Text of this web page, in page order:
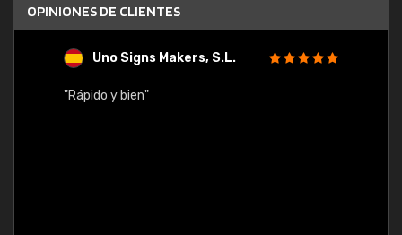
OPINIONES DE CLIENTES
Uno Signs Makers, S.L.
"Rápido y bien"